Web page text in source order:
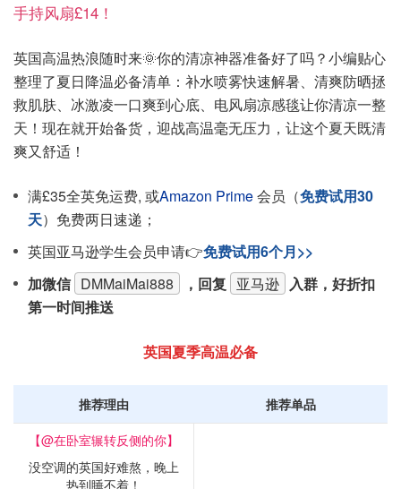
手持风扇£14！
英国高温热浪随时来🌞你的清凉神器准备好了吗？小编贴心
整理了夏日降温必备清单：补水喷雾快速解暑、清爽防晒拯
救肌肤、冰激凌一口爽到心底、电风扇凉感毯让你清凉一整
天！现在就开始备货，迎战高温毫无压力，让这个夏天既清
爽又舒适！
满£35全英免运费, 或Amazon Prime会员（免费试用30
天）免费两日速递；
英国亚马逊学生会员申请👉免费试用6个月>>
加微信 DMMaiMai888 ，回复 亚马逊 入群，好折扣
第一时间推送
英国夏季高温必备
推荐理由
推荐单品
【@在卧室辗转反侧的你】
没空调的英国好难熬，晚上
热到睡不着！